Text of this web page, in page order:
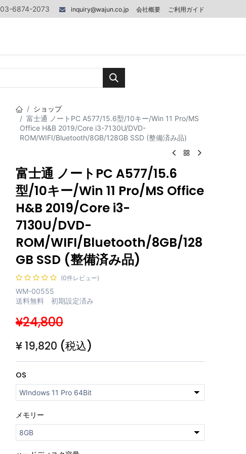
03-6874-2073 inquiry@wajun.co.jp 会社概要 ご利用ガイド
ショップ
富士通 ノートPC A577/15.6型/10キー/Win 11 Pro/MS
Office H&B 2019/Core i3-7130U/DVD-
ROM/WIFI/Bluetooth/8GB/128GB SSD (整備済み品)
富士通 ノートPC A577/15.6
型/10キー/Win 11 Pro/MS Office
H&B 2019/Core i3-
7130U/DVD-
ROM/WIFI/Bluetooth/8GB/128
GB SSD (整備済み品)
(0件レビュー)
WM-00555
送料無料 初期設定済み
¥24,800
¥ 19,820 (税込)
OS
メモリー